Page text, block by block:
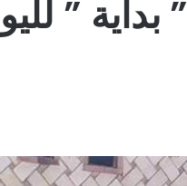
بداية ”